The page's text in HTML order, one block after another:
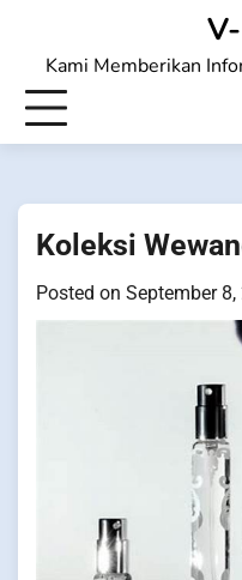
contentKami Memberikan
Koleksi
Posted on September 8,